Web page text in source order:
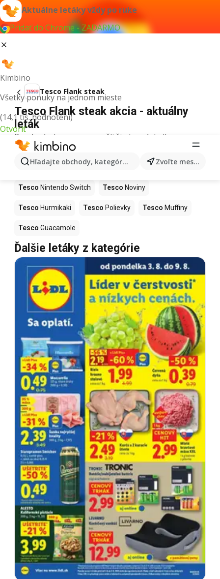
Aktuálne letáky vždy po ruke
Pridať do Chrome - ZADARMO
Kimbino
Všetky ponuky na jednom mieste
(14,1 tis. hodnotení)
Otvoriť
Hľadajte obchody, kategórie, produkty... Zvoľte mesto
Tesco Flank steak
Tesco Flank steak akcia - aktuálny
leták
Pre daný výraz sme nenašli žiadne výsledky.
Ďalšie produkty v obchodoch Tesco
Tesco Kapor Tesco Ashwagandha
Tesco Nintendo Switch Tesco Noviny
Tesco Hurmikaki Tesco Polievky Tesco Muffiny
Tesco Guacamole
Ďalšie letáky z kategórie